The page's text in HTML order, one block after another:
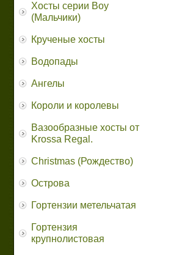
Хосты серии Boy
(Мальчики)
Крученые хосты
Водопады
Ангелы
Короли и королевы
Вазообразные хосты от
Krossa Regal.
Christmas (Рождество)
Острова
Гортензии метельчатая
Гортензия
крупнолистовая